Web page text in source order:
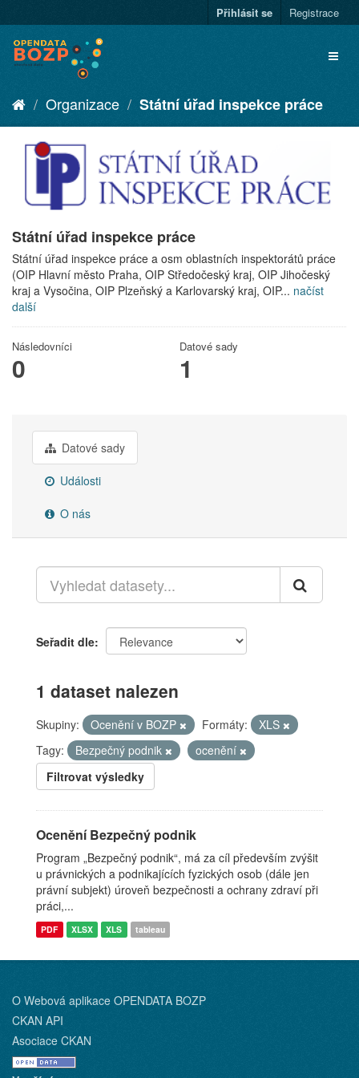
Přihlásit se Registrace
Organizace Státní úřad inspekce práce
Státní úřad inspekce práce
Státní úřad inspekce práce a osm oblastních inspektorátů práce
(OIP Hlavní město Praha, OIP Středočeský kraj, OIP Jihočeský
kraj a Vysočina, OIP Plzeňský a Karlovarský kraj, OIP... načíst
další
Následovníci
0
Datové sady
1
Datové sady
Události
O nás
Seřadit dle
1 dataset nalezen
Skupiny: Ocenění v BOZP Formáty:
XLS
Tagy:
Bezpečný podnik
ocenění
Filtrovat výsledky
Ocenění Bezpečný podnik
Program „Bezpečný podnik“, má za cíl především zvýšit
u právnických a podnikajících fyzických osob (dále jen
právní subjekt) úroveň bezpečnosti a ochrany zdraví při
práci,...
PDF XLSX XLS tableau
O Webová aplikace OPENDATA BOZP
CKAN API
Asociace CKAN